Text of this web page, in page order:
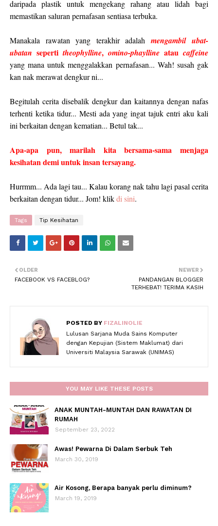
daripada plastik untuk mengekang rahang atau lidah bagi
memastikan saluran pernafasan sentiasa terbuka.
Manakala rawatan yang terakhir adalah mengambil ubat-
ubatan sepertitheophylline, omino-phaylline atau caffeine
yang mana untuk menggalakkan pernafasan... Wah! susah gak
kan nak merawat dengkur ni...
Begitulah cerita disebalik dengkur dan kaitannya dengan nafas
terhenti ketika tidur... Mesti ada yang ingat tajuk entri aku kali
ini berkaitan dengan kematian... Betul tak...
Apa-apa pun, marilah kita bersama-sama menjaga
kesihatan demi untuk insan tersayang.
Hurrmm... Ada lagi tau... Kalau korang nak tahu lagi pasal cerita
berkaitan dengan tidur... Jom! klikdi sini.
Tags Tip Kesihatan
NEWER
PANDANGAN BLOGGER
TERHEBAT! TERIMA KASIH
OLDER
FACEBOOK VS FACEBLOG?
POSTED BY FIZALINOLIE
Lulusan Sarjana Muda Sains Komputer
dengan Kepujian (Sistem Maklumat) dari
Universiti Malaysia Sarawak (UNIMAS)
YOU MAY LIKE THESE POSTS
ANAK MUNTAH-MUNTAH DAN RAWATAN DI
RUMAH
September 23, 2022
Awas! Pewarna Di Dalam Serbuk Teh
March 30, 2019
Air Kosong, Berapa banyak perlu diminum?
March 19, 2019